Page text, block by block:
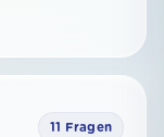
11 Fragen